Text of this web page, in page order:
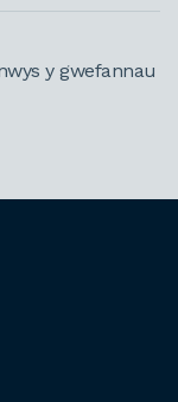
y gwefannau